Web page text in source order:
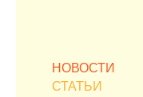
НОВОСТИ
СТАТЬИ